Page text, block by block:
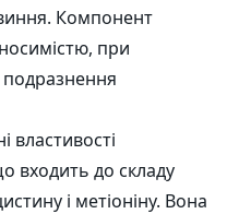
Компонент
при
подразнення
властивості
входить до складу
і метіоніну. Вона